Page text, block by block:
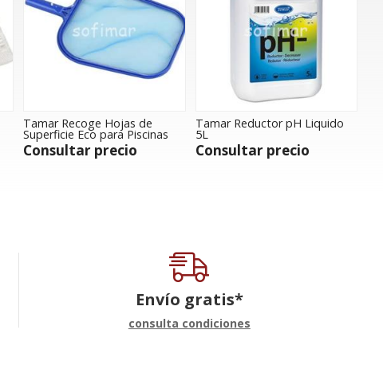
Tamar Recoge Hojas de
Superficie Eco para Piscinas
Consultar precio
Tamar Reductor pH Liquido
5L
Consultar precio
Envío gratis*
consulta condiciones